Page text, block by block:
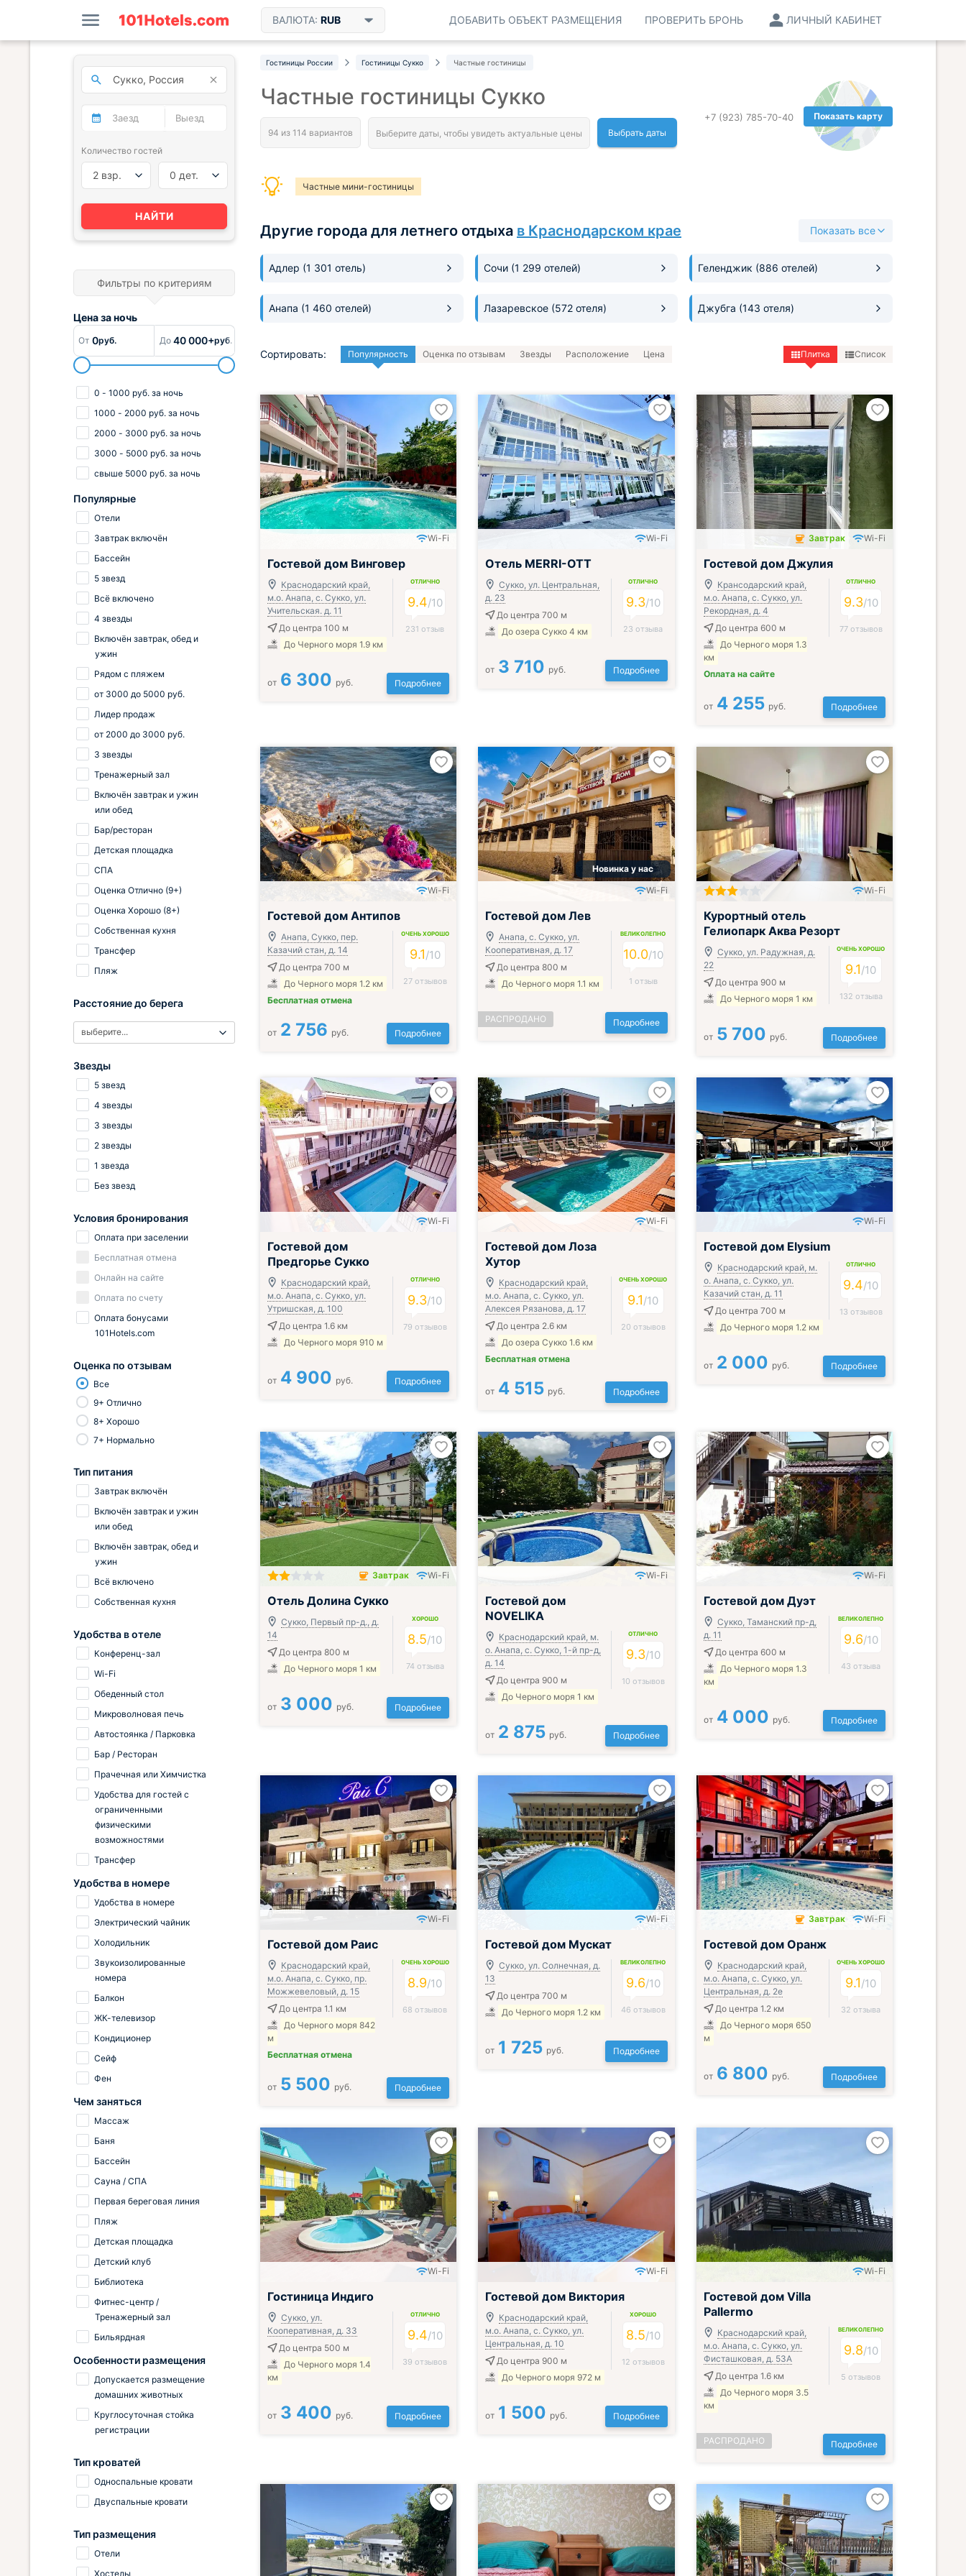
ВАЛЮТА: RUB ЛИЧНЫЙ КАБИНЕТ
ПРОВЕРИТЬ БРОНЬ
ДОБАВИТЬ ОБЪЕКТ РАЗМЕЩЕНИЯ
Гостиницы России Гостиницы Сукко Частные гостиницы
Показать карту
+7 (923) 785-70-40
Частные гостиницы Сукко
Выбрать даты
Частные мини-гостиницы
Другие города для летнего отдыха в Краснодарском крае Показать все
Адлер (1 301 отель) Сочи (1 299 отелей) Геленджик (886 отелей)
Анапа (1 460 отелей) Лазаревское (572 отеля) Джубга (143 отеля)
Сортировать: Популярность Оценка по отзывам Звезды Расположение Цена Плитка Список
Всё включено
Wi-Fi
Гостевой дом Винговер
Краснодарский край,
м.о. Анапа, с. Сукко, ул.
Учительская. д. 11
До центра 100 м
До Черного моря 1.9 км
ОТЛИЧНО
9.4/10
231 отзыв
от 6 300 руб. Подробнее
Включён завтрак, обед и ужин
Wi-Fi
Отель MERRI-OTT
Сукко, ул. Центральная,
д. 23
До центра 700 м
До озера Сукко 4 км
ОТЛИЧНО
9.3/10
23 отзыва
от 3 710 руб. Подробнее
Завтрак включён
Завтрак Wi-Fi
Гостевой дом Джулия
Крансодарский край,
м.о. Анапа, с. Сукко, ул.
Рекордная, д. 4
До центра 600 м
До Черного моря 1.3
км
Оплата на сайте
ОТЛИЧНО
9.3/10
77 отзывов
от 4 255 руб. Подробнее
Wi-Fi
Гостевой дом Антипов
Анапа, Сукко, пер.
Казачий стан, д. 14
До центра 700 м
До Черного моря 1.2 км
Бесплатная отмена
ОЧЕНЬ ХОРОШО
9.1/10
27 отзывов
от 2 756 руб. Подробнее
Новинка у нас
Wi-Fi
Гостевой дом Лев
Анапа, с. Сукко, ул.
Кооперативная, д. 17
До центра 800 м
До Черного моря 1.1 км
ВЕЛИКОЛЕПНО
10.0/10
1 отзыв
РАСПРОДАНО Подробнее
Всё включено
Wi-Fi
Курортный отель
Гелиопарк Аква Резорт
Сукко, ул. Радужная, д.
22
До центра 900 м
До Черного моря 1 км
ОЧЕНЬ ХОРОШО
9.1/10
132 отзыва
от 5 700 руб. Подробнее
Wi-Fi
Гостевой дом
Предгорье Сукко
Краснодарский край,
м.о. Анапа, с. Сукко, ул.
Утришская, д. 100
До центра 1.6 км
До Черного моря 910 м
ОТЛИЧНО
9.3/10
79 отзывов
от 4 900 руб. Подробнее
Включён завтрак, обед и ужин
Wi-Fi
Гостевой дом Лоза
Хутор
Краснодарский край,
м.о. Анапа, с. Сукко, ул.
Алексея Рязанова, д. 17
До центра 2.6 км
До озера Сукко 1.6 км
Бесплатная отмена
ОЧЕНЬ ХОРОШО
9.1/10
20 отзывов
от 4 515 руб. Подробнее
Wi-Fi
Гостевой дом Elysium
Краснодарский край, м.
о. Анапа, с. Сукко, ул.
Казачий стан, д. 11
До центра 700 м
До Черного моря 1.2 км
ОТЛИЧНО
9.4/10
13 отзывов
от 2 000 руб. Подробнее
Завтрак включён
Завтрак Wi-Fi
Отель Долина Сукко
Сукко, Первый пр-д., д.
14
До центра 800 м
До Черного моря 1 км
ХОРОШО
8.5/10
74 отзыва
от 3 000 руб. Подробнее
Wi-Fi
Гостевой дом
NOVELIKA
Краснодарский край, м.
о. Анапа, с. Сукко, 1-й пр-д,
д. 14
До центра 900 м
До Черного моря 1 км
ОТЛИЧНО
9.3/10
10 отзывов
от 2 875 руб. Подробнее
Wi-Fi
Гостевой дом Дуэт
Сукко, Таманский пр-д,
д. 11
До центра 600 м
До Черного моря 1.3
км
ВЕЛИКОЛЕПНО
9.6/10
43 отзыва
от 4 000 руб. Подробнее
Wi-Fi
Гостевой дом Раис
Краснодарский край,
м.о. Анапа, с. Сукко, пр.
Можжевеловый, д. 15
До центра 1.1 км
До Черного моря 842
м
Бесплатная отмена
ОЧЕНЬ ХОРОШО
8.9/10
68 отзывов
от 5 500 руб. Подробнее
Wi-Fi
Гостевой дом Мускат
Сукко, ул. Солнечная, д.
13
До центра 700 м
До Черного моря 1.2 км
ВЕЛИКОЛЕПНО
9.6/10
46 отзывов
от 1 725 руб. Подробнее
Завтрак включён
Завтрак Wi-Fi
Гостевой дом Оранж
Краснодарский край,
м.о. Анапа, с. Сукко, ул.
Центральная, д. 2е
До центра 1.2 км
До Черного моря 650
м
ОЧЕНЬ ХОРОШО
9.1/10
32 отзыва
от 6 800 руб. Подробнее
Wi-Fi
Гостиница Индиго
Сукко, ул.
Кооперативная, д. 33
До центра 500 м
До Черного моря 1.4
км
ОТЛИЧНО
9.4/10
39 отзывов
от 3 400 руб. Подробнее
Wi-Fi
Гостевой дом Виктория
Краснодарский край,
м.о. Анапа, с. Сукко, ул.
Центральная, д. 10
До центра 900 м
До Черного моря 972 м
ХОРОШО
8.5/10
12 отзывов
от 1 500 руб. Подробнее
Wi-Fi
Гостевой дом Villa
Pallermo
Краснодарский край,
м.о. Анапа, с. Сукко, ул.
Фисташковая, д. 53А
До центра 1.6 км
До Черного моря 3.5
км
ВЕЛИКОЛЕПНО
9.8/10
5 отзывов
РАСПРОДАНО Подробнее
Количество гостей
2 взр. 0 дет.
НАЙТИ
Фильтры по критериям
Цена заночь
От 0руб. До 40 000+руб.
0 - 1000 руб. за ночь
1000 - 2000 руб. за ночь
2000 - 3000 руб. за ночь
3000 - 5000 руб. за ночь
свыше 5000 руб. за ночь
Популярные
Отели
Завтрак включён
Бассейн
5 звезд
Всё включено
4 звезды
Включён завтрак, обед и
ужин
Рядом с пляжем
от 3000 до 5000 руб.
Лидер продаж
от 2000 до 3000 руб.
3 звезды
Тренажерный зал
Включён завтрак и ужин
или обед
Бар/ресторан
Детская площадка
СПА
Оценка Отлично (9+)
Оценка Хорошо (8+)
Собственная кухня
Трансфер
Пляж
Расстояние до берега
выберите...
Звезды
5 звезд
4 звезды
3 звезды
2 звезды
1 звезда
Без звезд
Условия бронирования
Оплата при заселении
Бесплатная отмена
Онлайн на сайте
Оплата по счету
Оплата бонусами
101Hotels.com
Оценка по отзывам
Все
9+ Отлично
8+ Хорошо
7+ Нормально
Тип питания
Завтрак включён
Включён завтрак и ужин
или обед
Включён завтрак, обед и
ужин
Всё включено
Собственная кухня
Удобства в отеле
Конференц-зал
Wi-Fi
Обеденный стол
Микроволновая печь
Автостоянка / Парковка
Бар / Ресторан
Прачечная или Химчистка
Удобства для гостей с
ограниченными
физическими
возможностями
Трансфер
Удобства в номере
Удобства в номере
Электрический чайник
Холодильник
Звукоизолированные
номера
Балкон
ЖК-телевизор
Кондиционер
Сейф
Фен
Чем заняться
Массаж
Баня
Бассейн
Сауна / СПА
Первая береговая линия
Пляж
Детская площадка
Детский клуб
Библиотека
Фитнес-центр /
Тренажерный зал
Бильярдная
Особенности размещения
Допускается размещение
домашних животных
Круглосуточная стойка
регистрации
Тип кроватей
Односпальные кровати
Двуспальные кровати
Тип размещения
Отели
Хостелы